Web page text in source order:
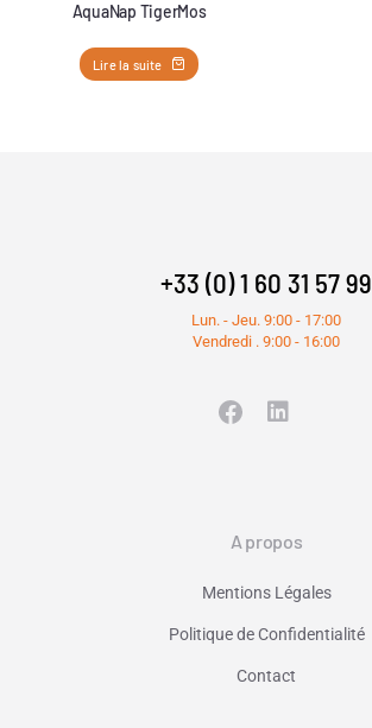
AquaNap TigerMos
Lire la suite
+33 (0) 1 60 31 57 99
Lun. - Jeu. 9:00 - 17:00
Vendredi . 9:00 - 16:00
A propos
Mentions Légales
Politique de Confidentialité
Contact